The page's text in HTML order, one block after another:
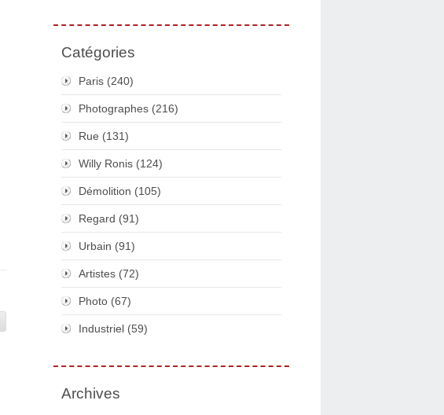
Catégories
Paris (240)
Photographes (216)
Rue (131)
Willy Ronis (124)
Démolition (105)
Regard (91)
Urbain (91)
Artistes (72)
Photo (67)
Industriel (59)
Archives